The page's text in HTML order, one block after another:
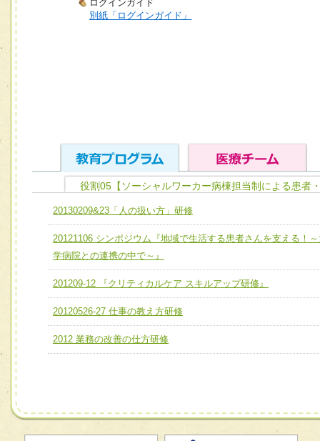
ログインガイド
別紙「ログインガイド」
ユニット１ 医療人としての基礎能力
全人的医療を実践する医療人として、必要な基礎能力を身
ける
必要に応じて柔軟に医療チームを組織し、強調できる
ユニット３ 多職種連携力
他職種の視点とスキルを学び、相互理解と連携を深める
チーム01【病院内横断的問題解決チーム】
チーム02【地域医療連携推進による高度医療を必要とする
宅患者等支援チーム】
チーム05【せん妄対策チーム】
チーム08【地域関係機関と連携した小児リハビリテーショ
役割05【ソーシャルワーカー病棟担当制による患者
20130209&23「人の扱い方」研修
20121106 シンポジウム『地域で生活する患者さんを支える！
学病院との連携の中で～』
201209-12 『クリティカルケア スキルアップ研修』
20120526-27 仕事の教え方研修
2012 業務の改善の仕方研修